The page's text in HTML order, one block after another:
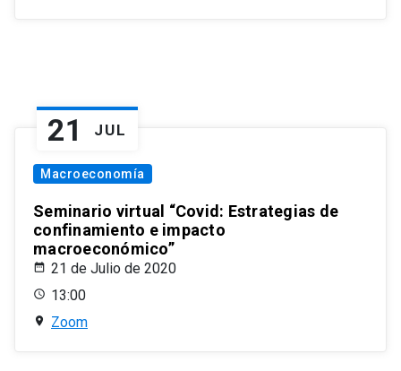
21 JUL
Macroeconomía
Seminario virtual “Covid: Estrategias de
confinamiento e impacto
macroeconómico”
21 de Julio de 2020
13:00
Zoom